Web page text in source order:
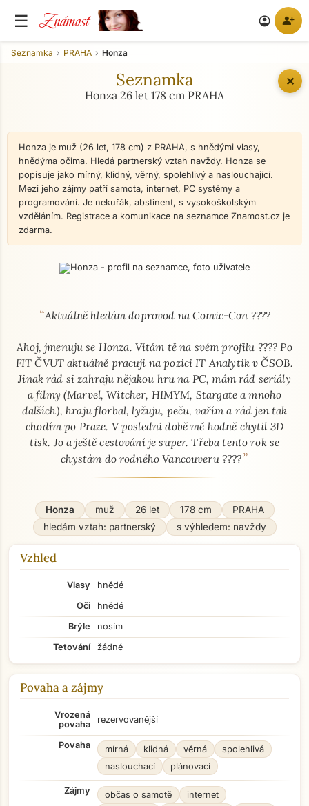
☰ Známost account_circle person_add
✕
Seznamka PRAHA Honza
Seznamka
Honza 26 let 178 cm PRAHA
Honza je muž (26 let, 178 cm) z PRAHA, s hnědými vlasy,
hnědýma očima. Hledá partnerský vztah navždy. Honza se
popisuje jako mírný, klidný, věrný, spolehlivý a naslouchající.
Mezi jeho zájmy patří samota, internet, PC systémy a
programování. Je nekuřák, abstinent, s vysokoškolským
vzděláním. Registrace a komunikace na seznamce Znamost.cz je
zdarma.
O mně - seznamka profil
“Aktuálně hledám doprovod na Comic-Con ????
Ahoj, jmenuju se Honza. Vítám tě na svém profilu ???? Po
FIT ČVUT aktuálně pracuji na pozici IT Analytik v ČSOB.
Jinak rád si zahraju nějakou hru na PC, mám rád seriály
a filmy (Marvel, Witcher, HIMYM, Stargate a mnoho
dalších), hraju florbal, lyžuju, peču, vařím a rád jen tak
chodím po Praze. V poslední době mě hodně chytil 3D
tisk. Jo a ještě cestování je super. Třeba tento rok se
chystám do rodného Vancouveru ????”
Honza muž 26 let 178 cm
PRAHA
hledám vztah: partnerský
s výhledem: navždy
Vzhled
Vlasy
hnědé
Oči
hnědé
Brýle
nosím
Tetování
žádné
Povaha a zájmy
Vrozená
povaha
rezervovanější
Povaha mírná klidná věrná
spolehlivá
naslouchací
plánovací
Zájmy občas o samotě
internet